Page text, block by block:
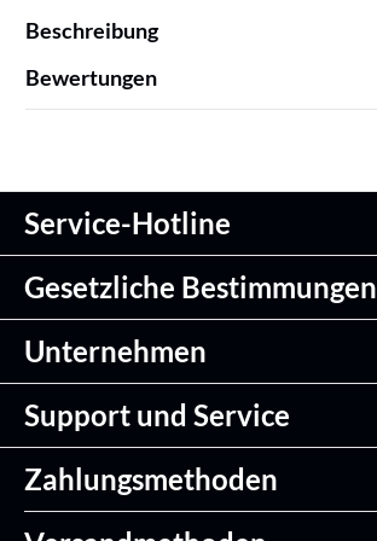
Beschreibung
Bewertungen
Service-Hotline
Gesetzliche Bestimmungen
Unternehmen
Support und Service
Zahlungsmethoden